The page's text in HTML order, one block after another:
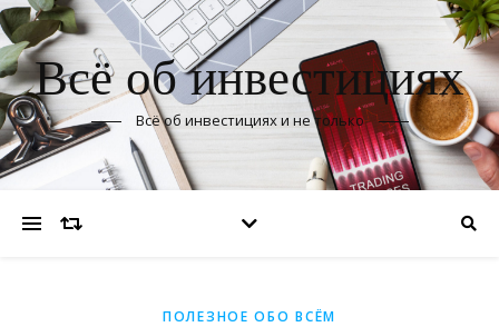
Всё об инвестициях
Всё об инвестициях и не только
ПОЛЕЗНОЕ ОБО ВСЁМ